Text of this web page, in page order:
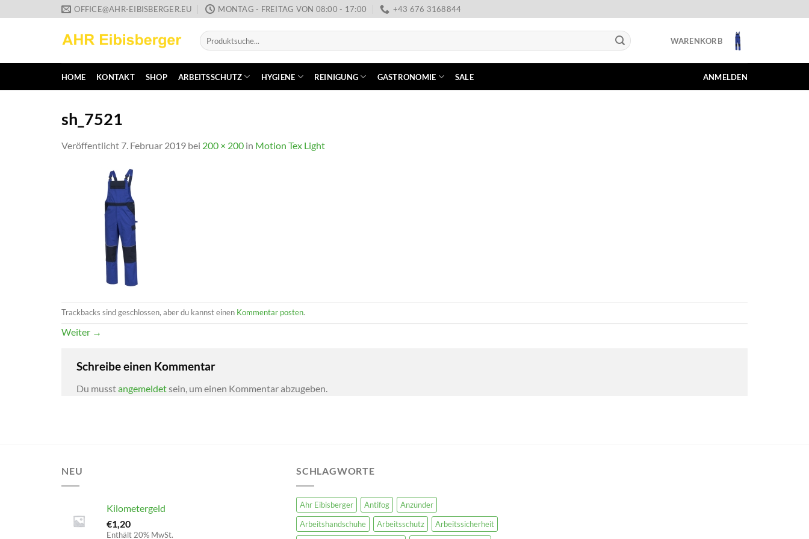
Inhalt
OFFICE@AHR-EIBISBERGER.EU MONTAG - FREITAG VON 08:00 - 17:00 +43 676 3168844
Suche
nach:
WARENKORB
HOME KONTAKT SHOP ARBEITSSCHUTZ HYGIENE REINIGUNG GASTRONOMIE SALE ANMELDEN
sh_7521
Veröffentlicht 7. Februar 2019 bei 200 × 200 in Motion Tex Light
Trackbacks sind geschlossen, aber du kannst einen Kommentar posten.
Weiter →
Schreibe einen Kommentar
Du musstangemeldetsein, um einen Kommentar abzugeben.
NEU
Kilometergeld
€1,20
Enthält 20% MwSt.
SCHLAGWORTE
Ahr Eibisberger Antifog
Anzünder
Arbeitshandschuhe
Arbeitsschutz
Arbeitssicherheit